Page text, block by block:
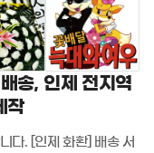
송, 인제 전지역
작
다. [인제 화환] 배송 서